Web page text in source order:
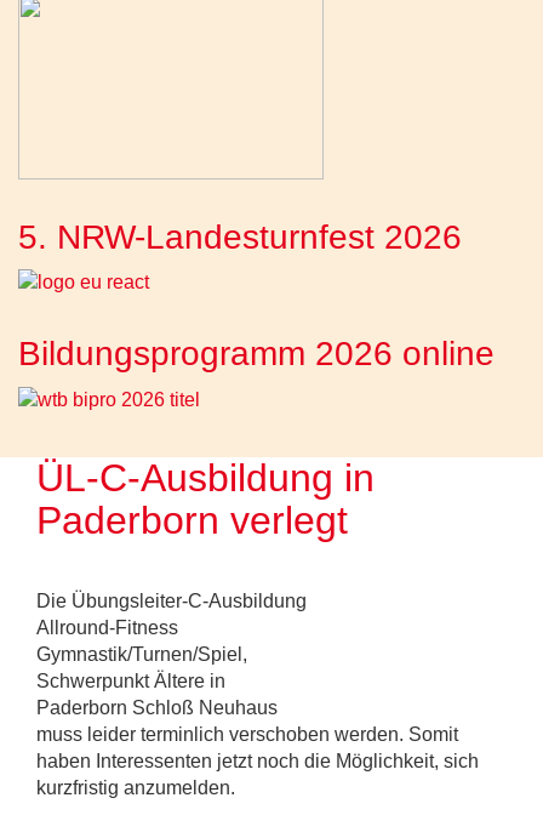
5. NRW-Landesturnfest 2026
Bildungsprogramm 2026 online
ÜL-C-Ausbildung in
Paderborn verlegt
Die Übungsleiter-C-Ausbildung
Allround-Fitness
Gymnastik/Turnen/Spiel,
Schwerpunkt Ältere in
Paderborn Schloß Neuhaus
muss leider terminlich verschoben werden. Somit
haben Interessenten jetzt noch die Möglichkeit, sich
kurzfristig anzumelden.